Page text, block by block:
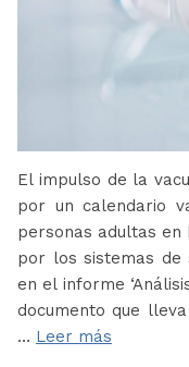
El impulso de la
por un calendario
personas adultas en
por los sistemas de
en el informe
documento que
… Leer más